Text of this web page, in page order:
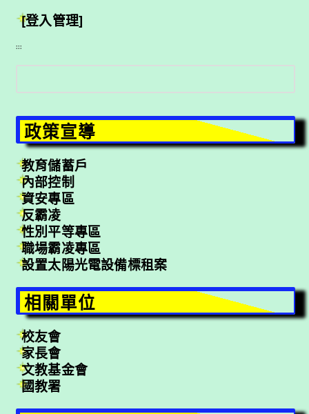
[登入管理]
:::
搜
尋
政策宣導
教育儲蓄戶
內部控制
資安專區
反霸凌
性別平等專區
職場霸凌專區
設置太陽光電設備標租案
相關單位
校友會
家長會
文教基金會
國教署